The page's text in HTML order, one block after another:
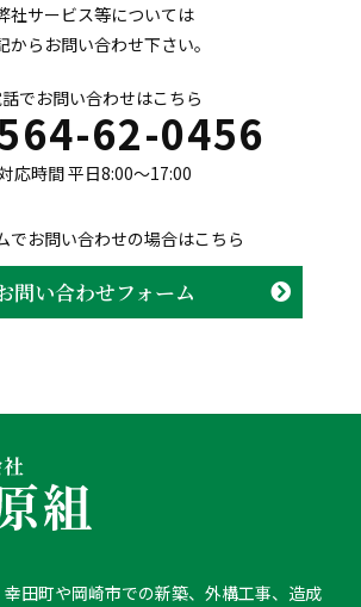
社サービス等については
からお問い合わせ下さい。
でお問い合わせはこちら
62-0456
応時間 平日8:00〜17:00
でお問い合わせの場合はこちら
問い合わせフォーム
田町や岡崎市での新築、外構工事、造成